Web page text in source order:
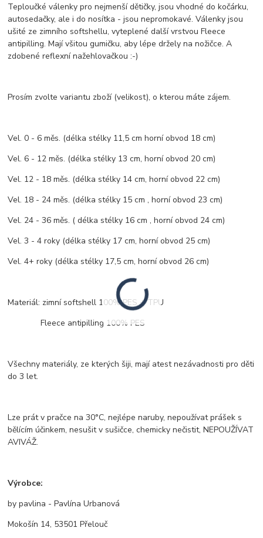
Teploučké válenky pro nejmenší dětičky, jsou vhodné do kočárku,
autosedačky, ale i do nosítka - jsou nepromokavé. Válenky jsou
ušité ze zimního softshellu, vyteplené další vrstvou Fleece
antipilling. Mají všitou gumičku, aby lépe držely na nožičce. A
zdobené reflexní nažehlovačkou :-)
Prosím zvolte variantu zboží (velikost), o kterou máte zájem.
Vel. 0 - 6 měs. (délka stélky 11,5 cm horní obvod 18 cm)
Vel. 6 - 12 měs. (délka stélky 13 cm, horní obvod 20 cm)
Vel. 12 - 18 měs. (délka stélky 14 cm, horní obvod 22 cm)
Vel. 18 - 24 měs. (délka stélky 15 cm , horní obvod 23 cm)
Vel. 24 - 36 měs. ( délka stélky 16 cm , horní obvod 24 cm)
Vel. 3 - 4 roky (délka stélky 17 cm, horní obvod 25 cm)
Vel. 4+ roky (délka stélky 17,5 cm, horní obvod 26 cm)
Materiál: zimní softshell 100% PES + TPU
Fleece antipilling 100% PES
Všechny materiály, ze kterých šiji, mají atest nezávadnosti pro děti
do 3 let.
Lze prát v pračce na 30°C, nejlépe naruby, nepoužívat prášek s
bělícím účinkem, nesušit v sušičce, chemicky nečistit, NEPOUŽÍVAT
AVIVÁŽ.
Výrobce:
by pavlina - Pavlína Urbanová
Mokošín 14, 53501 Přelouč